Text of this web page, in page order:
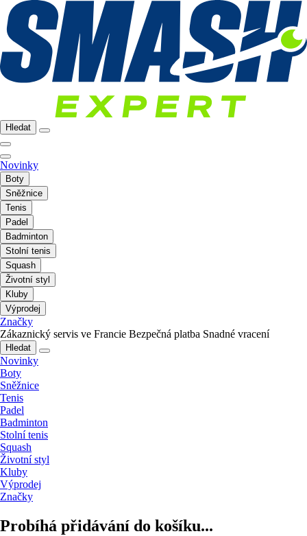
Hledat
Novinky
Boty
Sněžnice
Tenis
Padel
Badminton
Stolní tenis
Squash
Životní styl
Kluby
Výprodej
Značky
Zákaznický servis ve Francie Bezpečná platba Snadné vracení
Hledat
Novinky
Boty
Sněžnice
Tenis
Padel
Badminton
Stolní tenis
Squash
Životní styl
Kluby
Výprodej
Značky
Probíhá přidávání do košíku...